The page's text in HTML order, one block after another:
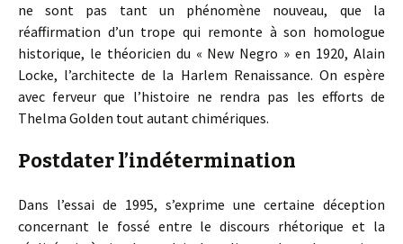
ne sont pas tant un phénomène nouveau, que la
réaffirmation d’un trope qui remonte à son homologue
historique, le théoricien du « New Negro » en 1920, Alain
Locke, l’architecte de la Harlem Renaissance. On espère
avec ferveur que l’histoire ne rendra pas les efforts de
Thelma Golden tout autant chimériques.
Postdater l’indétermination
Dans l’essai de 1995, s’exprime une certaine déception
concernant le fossé entre le discours rhétorique et la